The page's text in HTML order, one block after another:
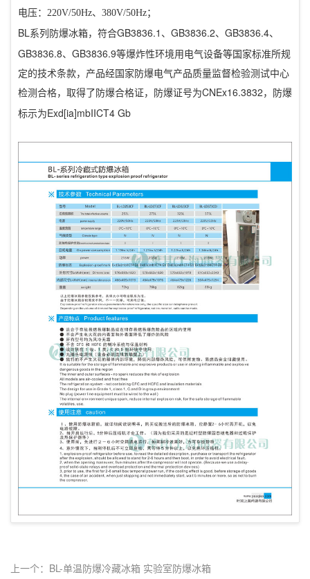
电压：
220V/50Hz、 380V/50Hz；
BL系列防爆冰箱，符合GB3836.1、GB3836.2、GB3836.4、
GB3836.8、GB3836.9等爆炸性环境用电气设备等国家标准所规
定的技术条款，产品经国家防爆电气产品质量监督检验测试中心
检测合格，取得了防爆合格证，
防爆证号为CNEx16.3832，防爆
标示为Exd[ia]mbIICT4 Gb
上一个：BL-单温防爆冷藏冰箱 实验室防爆冰箱